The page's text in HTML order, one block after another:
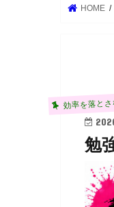
HOME
効率を落と
勉